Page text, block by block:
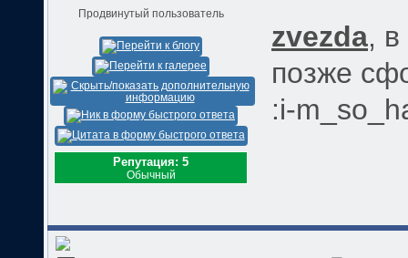
Продвинутый пользователь
Репутация: 5
Обычный
zvezda,
позже
:i-